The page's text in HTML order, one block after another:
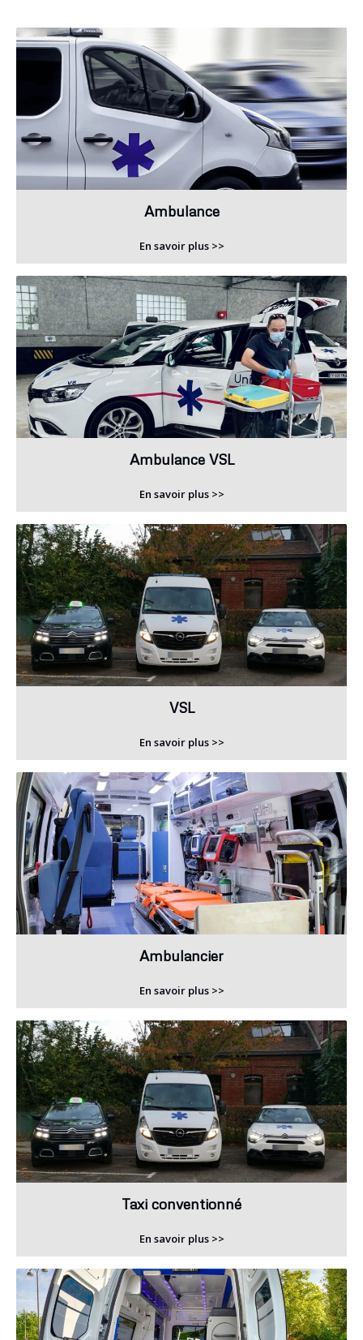
Ambulance
En savoir plus >>
Ambulance VSL
En savoir plus >>
VSL
En savoir plus >>
Ambulancier
En savoir plus >>
Taxi conventionné
En savoir plus >>